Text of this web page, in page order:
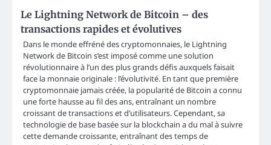
Le Lightning Network de Bitcoin – des
transactions rapides et évolutives
Dans le monde effréné des cryptomonnaies, le Lightning
Network de Bitcoin s’est imposé comme une solution
révolutionnaire à l’un des plus grands défis auxquels faisait
face la monnaie originale : l’évolutivité. En tant que première
cryptomonnaie jamais créée, la popularité de Bitcoin a connu
une forte hausse au fil des ans, entraînant un nombre
croissant de transactions et d’utilisateurs. Cependant, sa
technologie de base basée sur la blockchain a du mal à suivre
cette demande croissante, entraînant des temps de